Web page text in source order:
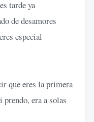
tarde ya
de desamores
especial
que eres la primera
era a solas